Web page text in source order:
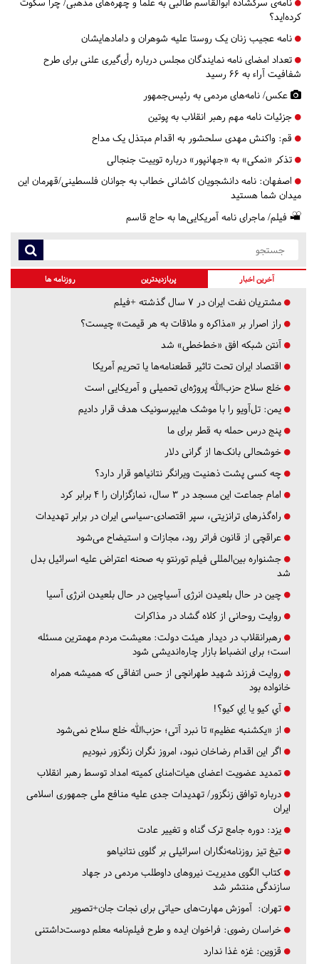
کرده‌اید؟
نامه عجیب زنان یک روستا علیه شوهران‌ و دامادهایشان
تعداد امضای نامه نمایندگان مجلس درباره رأی‌گیری علنی برای طرح
شفافیت آراء به ۶۶ رسید
عکس/ نامه‌های مردمی به رئیس‌جمهور
جزئیات نامه مهم رهبر انقلاب به پوتین
قم: واکنش مهدی سلحشور به اقدام مبتذل یک مداح
تذکر «نمکی» به «جهانپور» درباره توییت جنجالی
اصفهان: نامه دانشجویان کاشانی خطاب به جوانان فلسطینی/قهرمان این
میدان شما هستید
فیلم/ ماجرای نامه آمریکایی‌ها به حاج قاسم
آخرین اخبار پربازدیدترین روزنامه ها
مشتریان نفت ایران در ۷ سال گذشته +فیلم
راز اصرار بر «مذاکره و ملاقات به هر قیمت» چیست؟
آنتن شبکه افق «خط‌خطی» شد
اقتصاد ایران تحت تاثیر قطعنامه‌ها یا تحریم‌ آمریکا
خلع سلاح حزب‌الله پروژه‌ای تحمیلی و آمریکایی است
یمن: تل‌آویو را با موشک هایپرسونیک هدف قرار دادیم
پنج درس‌ حمله به قطر برای ما
خوشحالی بانک‌ها از گرانی دلار
چه کسی پشت ذهنیت ویرانگر نتانیاهو قرار دارد؟
امام جماعت این مسجد در ۳ سال، نمازگزاران را ۴ برابر کرد
راه‌گذرهای ترانزیتی، سپر اقتصادی-سیاسی ایران در برابر تهدیدات
عراقچی از قانون فراتر رود، مجازات و استیضاح می‌شود
جشنواره بین‌المللی فیلم تورنتو به صحنه اعتراض علیه اسرائیل بدل
شد
چین در حال بلعیدن انرژی آسیاچین در حال بلعیدن انرژی آسیا
روایت روحانی از کلاه گشاد در مذاکرات
رهبرانقلاب در دیدار هیئت دولت: معیشت مردم مهمترین مسئله
است؛ برای انضباط بازار چاره‌اندیشی شود
روایت فرزند شهید طهرانچی از حس اتفاقی که همیشه همراه
خانواده بود
آي كيو يا اِي كيو؟!
از «یکشنبه عظیم» تا نبرد آتی؛ حزب‌الله خلع سلاح نمی‌شود
اگر این اقدام رضاخان نبود، امروز نگران زنگزور نبودیم
تمدید عضویت اعضای هیات‌امنای کمیته امداد توسط رهبر انقلاب
درباره توافق زنگزور/ تهدیدات جدی علیه منافع ملی جمهوری اسلامی
ایران
یزد: دوره جامع ترک گناه و تغییر عادت
تیغ تیز روزنامه‌نگاران اسرائیلی بر گلوی نتانیاهو
کتاب الگوی مدیریت نیروهای داوطلب مردمی در جهاد
سازندگی منتشر شد
تهران: آموزش مهارت‌های حیاتی برای نجات جان+تصویر
خراسان رضوی: فراخوان ایده و طرح فیلم‌نامه معلم دوست‌داشتنی
قزوین: غزه غذا ندارد